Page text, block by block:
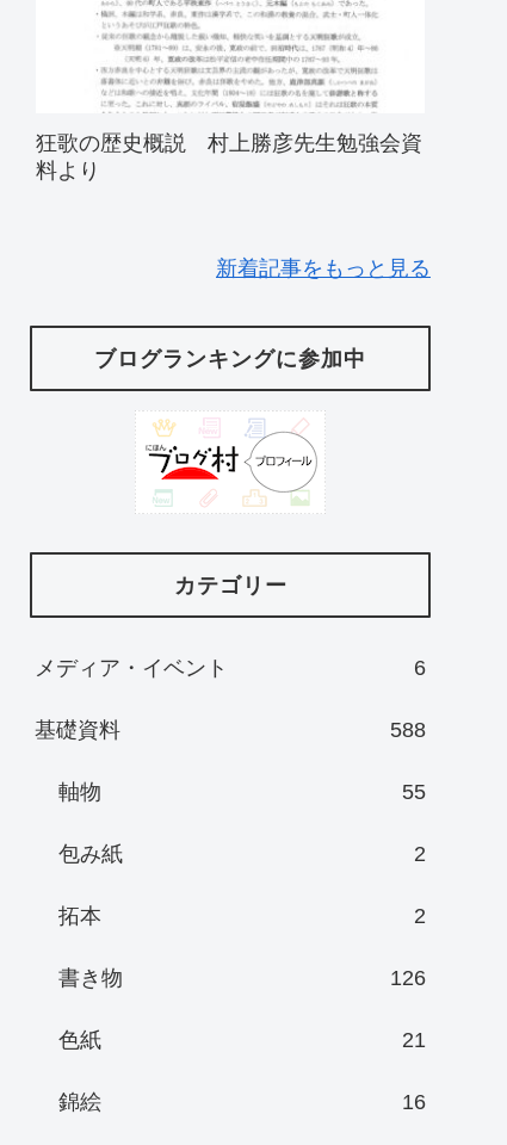
狂歌の歴史概説 村上勝彦先生勉強会資
料より
新着記事をもっと見る
ブログランキングに参加中
カテゴリー
メディア・イベント 6
基礎資料 588
軸物 55
包み紙 2
拓本 2
書き物 126
色紙 21
錦絵 16